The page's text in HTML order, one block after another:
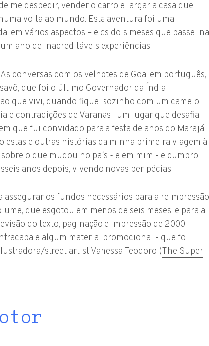
me despedir, vender o carro e largar a casa que
volta ao mundo. Esta aventura foi uma
em vários aspectos – e os dois meses que passei na
ano de inacreditáveis experiências.
conversas com os velhotes de Goa, em português,
que foi o último Governador da Índia
que vivi, quando fiquei sozinho com um camelo,
e contradições de Varanasi, um lugar que desafia
que fui convidado para a festa de anos do Marajá
estas e outras histórias da minha primeira viagem à
o que mudou no país - e em mim - e cumpro
anos depois, vivendo novas peripécias.
os fundos necessários para a reimpressão
que esgotou em menos de seis meses, e para a
do texto, paginação e impressão de 2000
e algum material promocional - que foi
street artist Vanessa Teodoro (The Super